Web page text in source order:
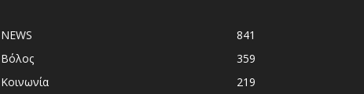
NEWS
841
Βόλος
359
Κοινωνία
219